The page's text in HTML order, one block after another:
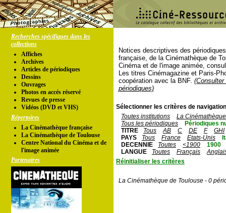
Recherches spécifiques dans les
collections
Affiches
Archives
Articles de périodiques
Dessins
Ouvrages
Photos en accés réservé
Revues de presse
Vidéos (DVD et VHS)
Répertoires
La Cinémathèque française
La Cinémathèque de Toulouse
Centre National du Cinéma et de
l'image animée
Partenaires
Notices descriptives des
française, de la Cinémathèque de
Cinéma et de l'image animée,
Les titres Cinémagazine et Paris-
coopération avec la BNF.
périodiques)
Sélectionner les critères de
Toutes institutions
La
Tous les périodiques
Périodiques
TITRE
Tous AB C DE F
GHI
PAYS
Tous France Etats-Unis
DECENNIE
Toutes <1900
1900
LANGUE
Toutes Français
Réinitialiser les critères
La Cinémathèque de Toulouse - 0